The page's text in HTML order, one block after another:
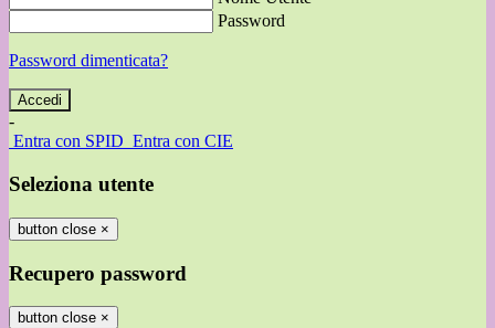
Password
Password dimenticata?
-
Entra con SPID Entra con CIE
Seleziona utente
button close ×
Recupero password
button close ×